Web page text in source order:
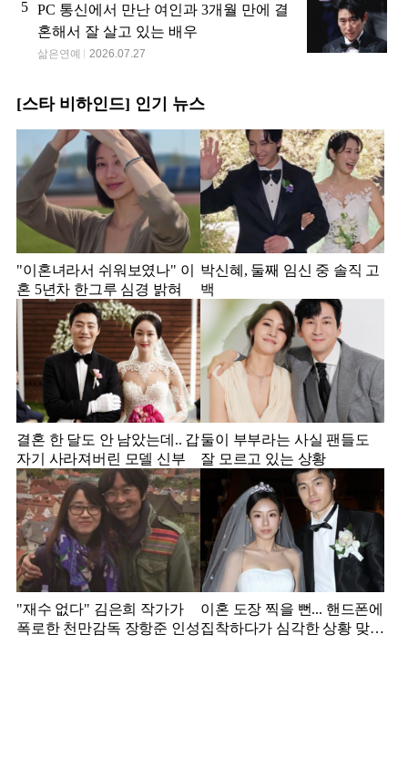
5 PC 통신에서 만난 여인과 3개월 만에 결
혼해서 잘 살고 있는 배우
삶은연예 2026.07.27
[스타 비하인드] 인기 뉴스
"이혼녀라서 쉬워보였나" 이
혼 5년차 한그루 심경 밝혀
박신혜, 둘째 임신 중 솔직 고
백
결혼 한 달도 안 남았는데.. 갑
자기 사라져버린 모델 신부
둘이 부부라는 사실 팬들도
잘 모르고 있는 상황
"재수 없다" 김은희 작가가
폭로한 천만감독 장항준 인성
이혼 도장 찍을 뻔... 핸드폰에
집착하다가 심각한 상황 맞은